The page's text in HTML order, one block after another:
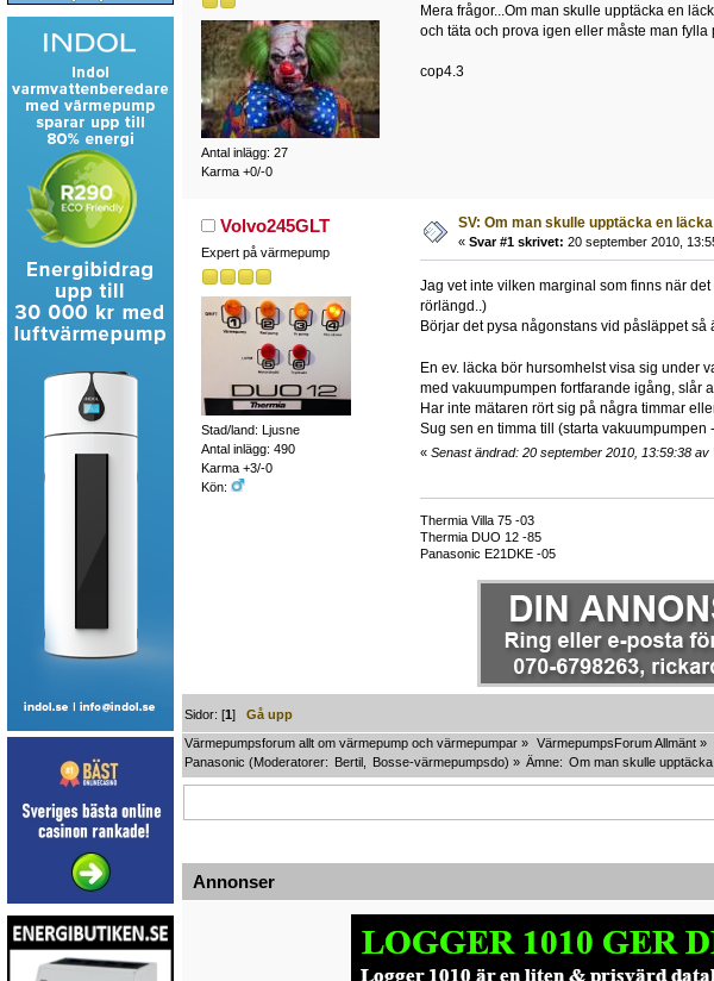
Antal inlägg: 27
Karma +0/-0
Mera frågor...Om man skulle upptäcka en
och täta och prova igen eller måste man
cop4.3
Volvo245GLT
Expert på värmepump
Stad/land: Ljusne
Antal inlägg: 490
Karma +3/-0
Kön:
SV: Om man skulle upptäcka en läcka
« Svar #1 skrivet: 20 september 2010,
Jag vet inte vilken marginal som finns när
rörlängd..)
Börjar det pysa någonstans vid påsläppet
En ev. läcka bör hursomhelst visa sig under
med vakuumpumpen fortfarande igång, slår
Har inte mätaren rört sig på några timmar
Sug sen en timma till (starta
« Senast ändrad: 20 september 2010, 13:59:38 av
Thermia Villa 75 -03
Thermia DUO 12 -85
Panasonic E21DKE -05
Sidor: [1]Gå upp
Värmepumpsforum allt om värmepump och värmepumpar » VärmepumpsForum Allmänt »
Panasonic (Moderatorer: Bertil Bosse-värmepumpsdo) » Ämne: Om man skulle
Annonser